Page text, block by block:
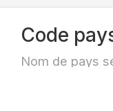
Code